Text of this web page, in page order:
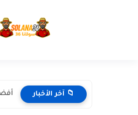
📁 آخر الأخبار